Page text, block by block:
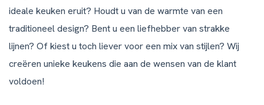
ideale keuken eruit? Houdt u van de warmte van een
traditioneel design? Bent u een liefhebber van strakke
lijnen? Of kiest u toch liever voor een mix van stijlen? Wij
creëren unieke keukens die aan de wensen van de klant
voldoen!